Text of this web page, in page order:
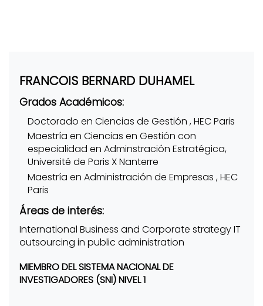
FRANCOIS BERNARD DUHAMEL
Grados Académicos:
Doctorado en Ciencias de Gestión , HEC Paris
Maestría en Ciencias en Gestión con
especialidad en Adminstración Estratégica,
Université de Paris X Nanterre
Maestría en Administración de Empresas , HEC
Paris
Áreas de interés:
International Business and Corporate strategy IT
outsourcing in public administration
MIEMBRO DEL SISTEMA NACIONAL DE
INVESTIGADORES (SNI) NIVEL 1